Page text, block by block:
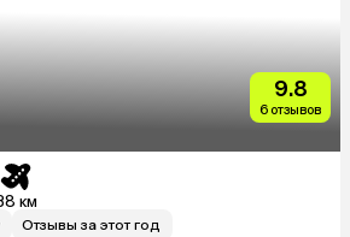
9.8
6 отзывов
км
Отзывы за этот год